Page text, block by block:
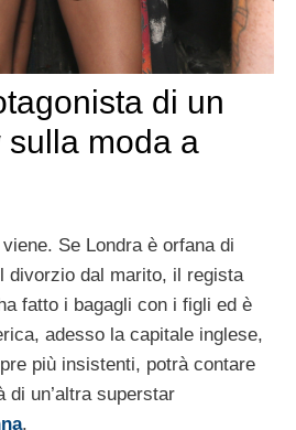
di un
sulla moda a
Se Londra è orfana di
divorzio dal marito, il regista
fatto i bagagli con i figli ed è
adesso la capitale inglese,
più insistenti, potrà contare
un’altra superstar
.